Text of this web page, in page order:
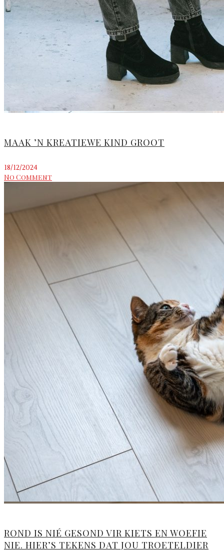
MAAK ’N KREATIEWE KIND GROOT
18/12/2024
No Comment
ROND IS NIÉ GESOND VIR KIETS EN WOEFIE
NIE. HIER’S TEKENS DAT JOU TROETELDIER